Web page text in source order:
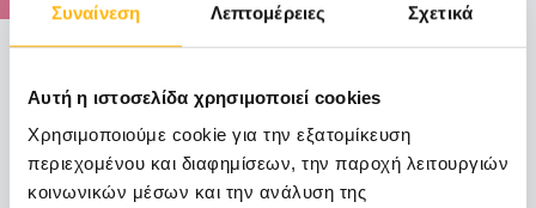
Συναίνεση Λεπτομέρειες Σχετικά
Αυτή η ιστοσελίδα χρησιμοποιεί cookies
Χρησιμοποιούμε cookie για την εξατομίκευση
περιεχομένου και διαφημίσεων, την παροχή λειτουργιών
κοινωνικών μέσων και την ανάλυση της
ΜΑΙΕΥΤΙΚΗ - ΓΥΝΑΙΚΟΛΟΓΙΚΗ
ΙΑΣΩ: 8ο Εκπαιδευτικό Σεμινάριο στη
Διαγνωστική και Επεμβατική Υστεροσκόπηση
Το 8ο Εκπαιδευτικό Σεμινάριο στη Διαγνωστική και
Επεμβατική Υστεροσκόπηση, θα ...